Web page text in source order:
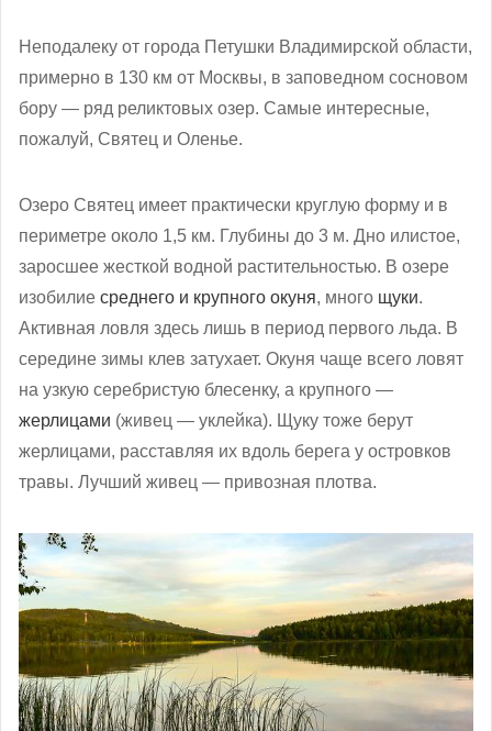
Неподалеку от города Петушки Владимирской области,
примерно в 130 км от Москвы, в заповедном сосновом
бору — ряд реликтовых озер. Самые интересные,
пожалуй, Святец и Оленье.
Озеро Святец имеет практически круглую форму и в
периметре около 1,5 км. Глубины до 3 м. Дно илистое,
заросшее жесткой водной растительностью. В озере
изобилие среднего и крупного окуня, много щуки.
Активная ловля здесь лишь в период первого льда. В
середине зимы клев затухает. Окуня чаще всего ловят
на узкую серебристую блесенку, а крупного —
жерлицами (живец — уклейка). Щуку тоже берут
жерлицами, расставляя их вдоль берега у островков
травы. Лучший живец — привозная плотва.